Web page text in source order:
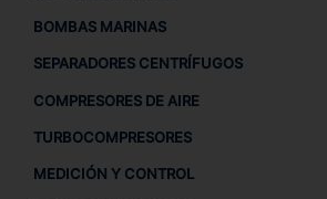
BOMBAS MARINAS
SEPARADORES CENTRÍFUGOS
COMPRESORES DE AIRE
TURBOCOMPRESORES
MEDICIÓN Y CONTROL